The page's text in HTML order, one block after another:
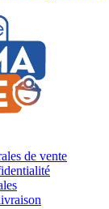
de vente